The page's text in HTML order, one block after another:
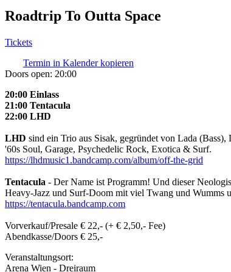
Roadtrip To Outta Space
Tickets
Termin in Kalender kopieren
Doors open: 20:00
20:00 Einlass
21:00 Tentacula
22:00 LHD
LHD sind ein Trio aus Sisak, gegründet von Lada
'60s Soul, Garage, Psychedelic Rock, Exotica & Surf.
https://lhdmusic1.bandcamp.com/album/off-the-grid
Tentacula - Der Name ist Programm! Und dieser
Heavy-Jazz und Surf-Doom mit viel Twang und Wumms
https://tentacula.bandcamp.com
Vorverkauf/Presale € 22,- (+ € 2,50,- Fee)
Abendkasse/Doors € 25,-
Veranstaltungsort:
Arena Wien - Dreiraum